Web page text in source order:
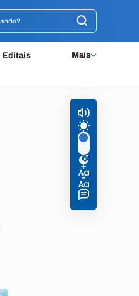
Editais Mais